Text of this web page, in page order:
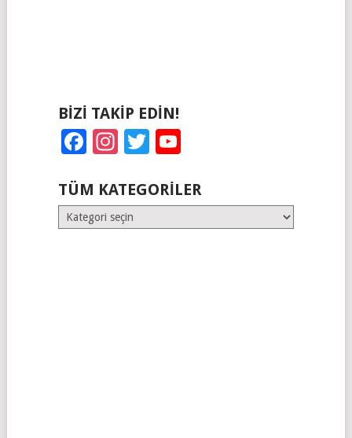
BIZI TAKIP EDIN!
Facebook
Instagram
Twitter
TÜM KATEGORILER
Tüm
Kategoriler